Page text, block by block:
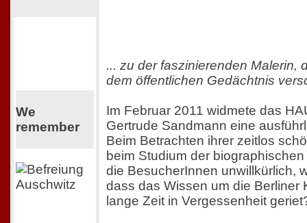
We
remember
... zu der faszinierenden Malerin,
dem öffentlichen Gedächtnis
Im Februar 2011 widmete das
Gertrude Sandmann eine
Beim Betrachten ihrer zeitlos
beim Studium der
die BesucherInnen unwillkürlich,
dass das Wissen um die Berliner
lange Zeit in Vergessenheit